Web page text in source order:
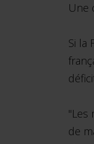
Une
Si la
"Les
de